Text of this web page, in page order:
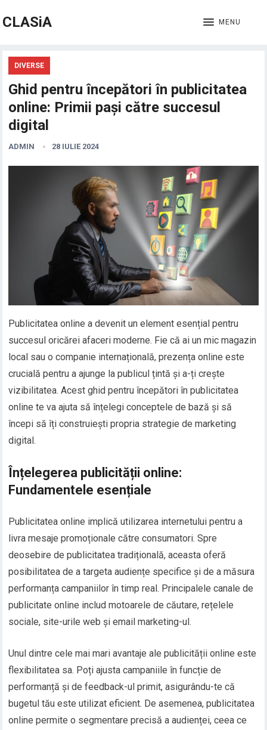
CLASiA MENU
DIVERSE
Ghid pentru începători în publicitatea
online: Primii pași către succesul
digital
ADMIN 28 IULIE 2024
Publicitatea online a devenit un element esențial pentru
succesul oricărei afaceri moderne. Fie că ai un mic magazin
local sau o companie internațională, prezența online este
crucială pentru a ajunge la publicul țintă și a-ți crește
vizibilitatea. Acest ghid pentru începători în publicitatea
online te va ajuta să înțelegi conceptele de bază și să
începi să îți construiești propria strategie de marketing
digital.
Înțelegerea publicității online:
Fundamentele esențiale
Publicitatea online implică utilizarea internetului pentru a
livra mesaje promoționale către consumatori. Spre
deosebire de publicitatea tradițională, aceasta oferă
posibilitatea de a targeta audiențe specifice și de a măsura
performanța campaniilor în timp real. Principalele canale de
publicitate online includ motoarele de căutare, rețelele
sociale, site-urile web și email marketing-ul.
Unul dintre cele mai mari avantaje ale publicității online este
flexibilitatea sa. Poți ajusta campaniile în funcție de
performanță și de feedback-ul primit, asigurându-te că
bugetul tău este utilizat eficient. De asemenea, publicitatea
online permite o segmentare precisă a audienței, ceea ce